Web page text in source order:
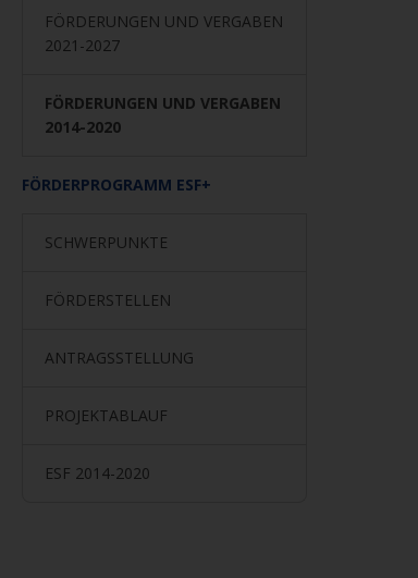
FÖRDERUNGEN UND VERGABEN
2021-2027
FÖRDERUNGEN UND VERGABEN
2014-2020
FÖRDERPROGRAMM ESF+
SCHWERPUNKTE
FÖRDERSTELLEN
ANTRAGSSTELLUNG
PROJEKTABLAUF
ESF 2014-2020